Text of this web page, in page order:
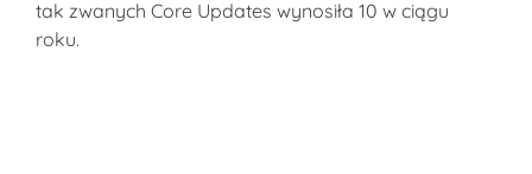
tak zwanych Core Updates wynosiła 10 w ciągu
roku.